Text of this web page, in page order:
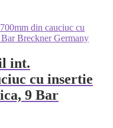
int.
cu insertie
9 Bar